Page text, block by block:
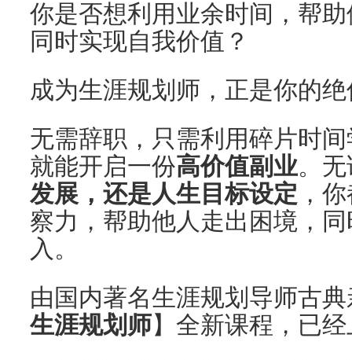
你是否想利用业余时间，帮
同时实现自我价值？
成为生涯规划师，正是你的
无需辞职，只需利用碎片时
就能开启一份高价值副业。
发展，还是人生目标设定 ，
察力，帮助他人走出困境，
入。
由国内著名生涯规划导师古
生涯规划师】全新课程，已